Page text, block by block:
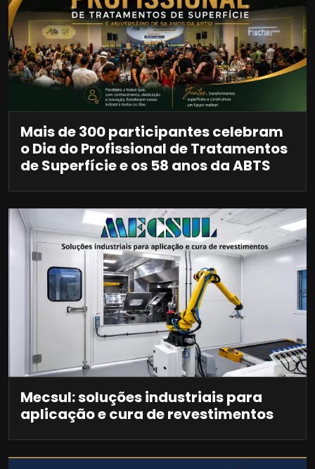
Mais de 300 participantes celebram
o Dia do Profissional de Tratamentos
de Superfície e os 58 anos da ABTS
Mecsul: soluções industriais para
aplicação e cura de revestimentos